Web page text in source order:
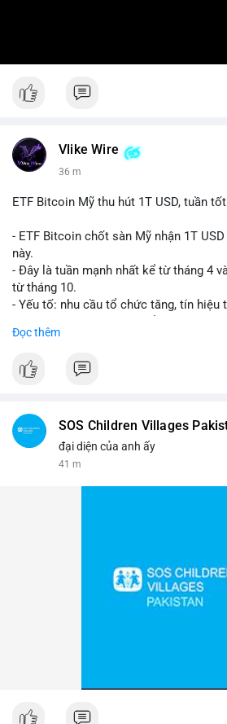
Vlike Wire
36 m
ETF Bitcoin Mỹ thu hút 1T USD, tuần
- ETF Bitcoin chốt sàn Mỹ nhận 1T
này.
- Đây là tuần mạnh nhất kể từ tháng 4
từ tháng 10.
- Yếu tố: nhu cầu tổ chức tăng, tín hiệu
dẫn.
#binancesquare
#vlikevn #titanbot
Đọc thêm
SOS Children Villages
đại diện của anh ấy
41 m